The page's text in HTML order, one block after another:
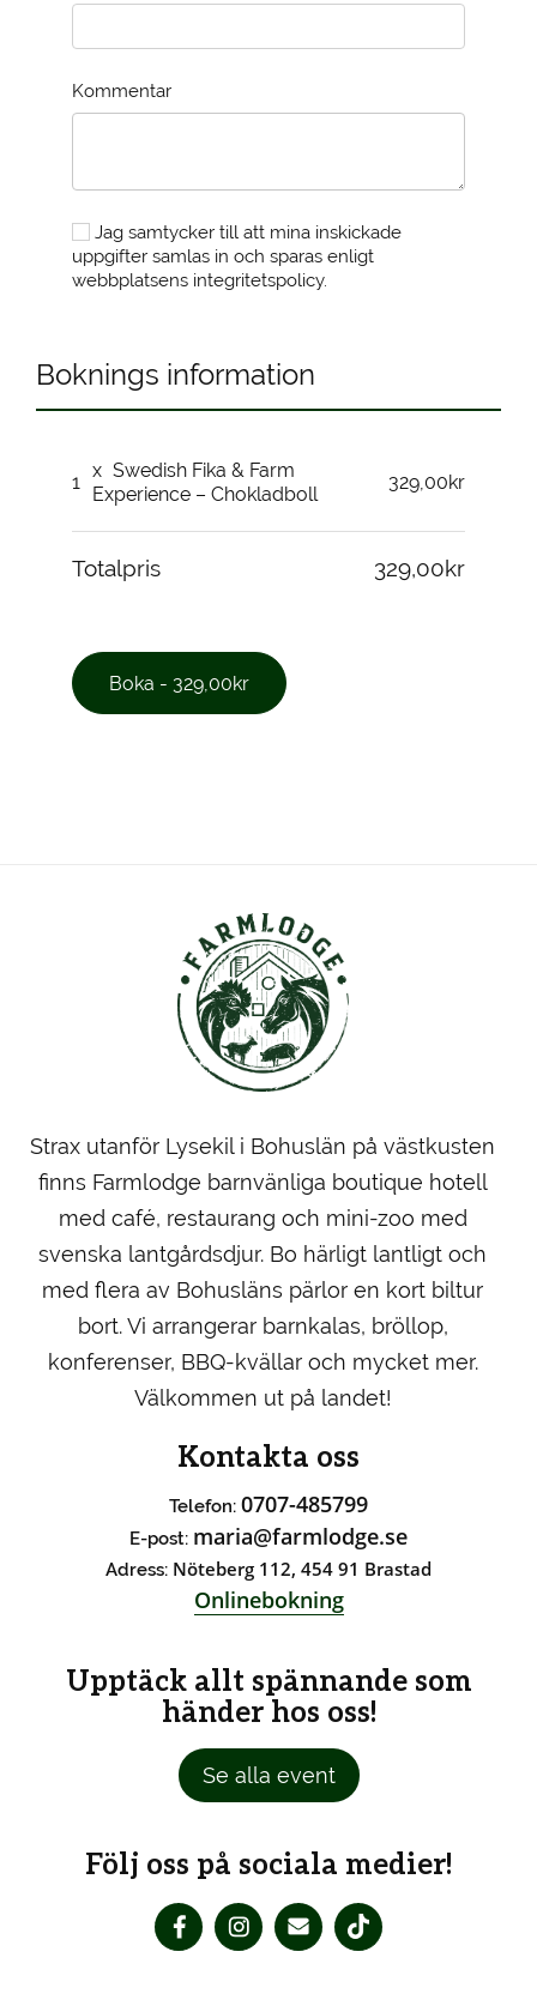
Kommentar
Jag samtycker till att mina inskickade
uppgifter samlas in och sparas enligt
webbplatsens integritetspolicy.
Boknings information
1
x Swedish Fika & Farm
Experience – Chokladboll
329,00kr
Totalpris 329,00kr
Strax utanför Lysekil i Bohuslän på västkusten
finns Farmlodge barnvänliga boutique hotell
med café, restaurang och mini-zoo med
svenska lantgårdsdjur. Bo härligt lantligt och
med flera av Bohusläns pärlor en kort biltur
bort. Vi arrangerar barnkalas, bröllop,
konferenser, BBQ-kvällar och mycket mer.
Välkommen ut på landet!
Kontakta oss
Telefon: 0707-485799
E-post: maria@farmlodge.se
Adress: Nöteberg 112, 454 91 Brastad
Onlinebokning
Upptäck allt spännande som
händer hos oss!
Se alla event
Följ oss på sociala medier!